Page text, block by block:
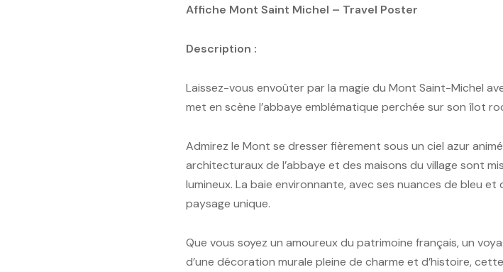
Affiche Mont Saint Michel – Travel Poster
Description :
Laissez-vous envoûter par la magie du Mont Saint-Michel
met en scène l’abbaye emblématique perchée sur son îlot
Admirez le Mont se dresser fièrement sous un ciel azur
architecturaux de l’abbaye et des maisons du village sont
lumineux. La baie environnante, avec ses nuances de bleu
paysage unique.
Que vous soyez un amoureux du patrimoine français, un
d’une décoration murale pleine de charme et d’histoire,